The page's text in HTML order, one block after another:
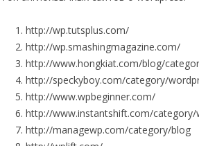
http://wp.tutsplus.com/
http://wp.smashingmagazine.com/
http://www.hongkiat.com/blog/
http://speckyboy.com/category/
http://www.wpbeginner.com/
http://www.instantshift.com/category/
http://managewp.com/category/blog